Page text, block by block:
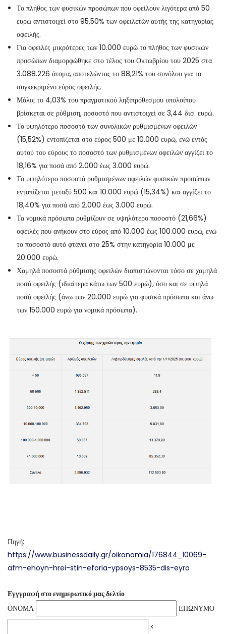
Το πλήθος των φυσικών προσώπων που οφείλουν λιγότερα από 50
ευρώ αντιστοιχεί στο 95,50% των οφειλετών αυτής της κατηγορίας
οφειλής.
Για οφειλές μικρότερες των 10.000 ευρώ το πλήθος των φυσικών
προσώπων διαμορφώθηκε στο τέλος του Οκτωβρίου του 2025 στα
3.088.226 άτομα, αποτελώντας το 88,21% του συνόλου για το
συγκεκριμένο εύρος οφειλής.
Μόλις το 4,03% του πραγματικού ληξιπρόθεσμου υπολοίπου
βρίσκεται σε ρύθμιση, ποσοστό που αντιστοιχεί σε 3,44 δισ. ευρώ.
Το υψηλότερο ποσοστό των συνολικών ρυθμισμένων οφειλών
(15,52%) εντοπίζεται στο εύρος 500 με 10.000 ευρώ, ενώ εντός
αυτού του εύρους το ποσοστό των ρυθμισμένων οφειλών αγγίζει το
18,16% για ποσά από 2.000 έως 3.000 ευρώ.
Το υψηλότερο ποσοστό ρυθμισμένων οφειλών φυσικών προσώπων
εντοπίζεται μεταξύ 500 και 10.000 ευρώ (15,34%) και αγγίζει το
18,40% για ποσά από 2.000 έως 3.000 ευρώ.
Τα νομικά πρόσωπα ρυθμίζουν σε υψηλότερο ποσοστό (21,66%)
οφειλές που ανήκουν στο εύρος από 10.000 έως 100.000 ευρώ, ενώ
το ποσοστό αυτό φτάνει στο 25% στην κατηγορία 10.000 με
20.000 ευρώ.
Χαμηλά ποσοστά ρύθμισης οφειλών διαπιστώνονται τόσο σε χαμηλά
ποσά οφειλής (ιδιαίτερα κάτω των 500 ευρώ), όσο και σε υψηλά
ποσά οφειλής (άνω των 20.000 ευρώ για φυσικά πρόσωπα και άνω
των 150.000 ευρώ για νομικά πρόσωπα).
Πηγή:
https://www.businessdaily.gr/oikonomia/176844_10069-
afm-ehoyn-hrei-stin-eforia-ypsoys-8535-dis-eyro
Εγγγραφή στο ενημερωτικό μας δελτίο
ΟΝΟΜΑ
ΕΠΩΝΥΜΟ
<